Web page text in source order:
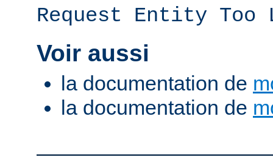
Request Entity Too
Voir aussi
la documentation de
la documentation de